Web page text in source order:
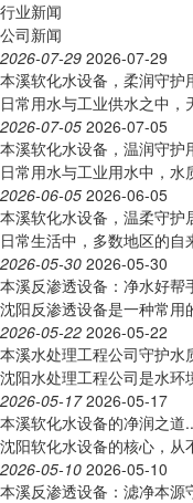
行业新闻
公司新闻
2026-07-29 2026-07-29
本溪软化水设备，柔润守护
日常用水与工业供水之中
2026-07-05 2026-07-05
本溪软化水设备，温润守护
日常用水与工业用水中，
2026-06-05 2026-06-05
本溪软化水设备，温柔守护
日常生活中，多数地区的
2026-05-30 2026-05-30
本溪反渗透设备：净水好帮
沈阳反渗透设备是一种常用
2026-05-22 2026-05-22
本溪水处理工程公司守护水
沈阳水处理工程公司是水环
2026-05-17 2026-05-17
本溪软化水设备的净润之道
沈阳软化水设备的核心，从
2026-05-10 2026-05-10
本溪反渗透设备：滤净本源